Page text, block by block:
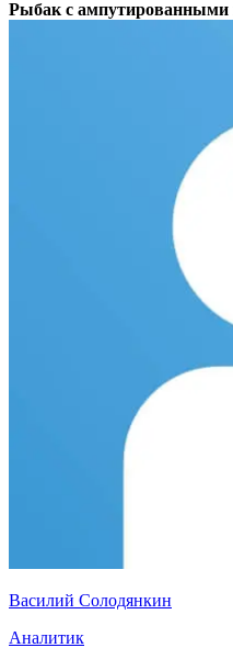
Рыбак с ампутированными
Василий Солодянкин
Аналитик